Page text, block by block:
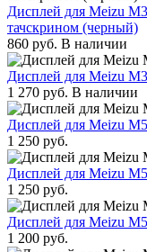
Дисплей для Meizu
тачскрином (черный)
860 руб. В наличии
Дисплей для Meizu
1 270 руб. В наличии
Дисплей для Meizu
1 250 руб.
Дисплей для Meizu
1 250 руб.
Дисплей для Meizu
1 200 руб.